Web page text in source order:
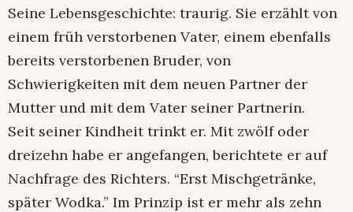
Seine Lebensgeschichte: traurig. Sie erzählt von
einem früh verstorbenen Vater, einem ebenfalls
bereits verstorbenen Bruder, von
Schwierigkeiten mit dem neuen Partner der
Mutter und mit dem Vater seiner Partnerin.
Seit seiner Kindheit trinkt er. Mit zwölf oder
dreizehn habe er angefangen, berichtete er auf
Nachfrage des Richters. “Erst Mischgetränke,
später Wodka.” Im Prinzip ist er mehr als zehn